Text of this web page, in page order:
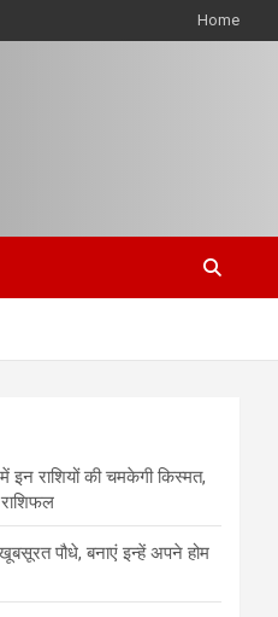
Home
इन राशियों की चमकेगी किस्मत,
पौधे, बनाएं इन्‍हें अपने होम